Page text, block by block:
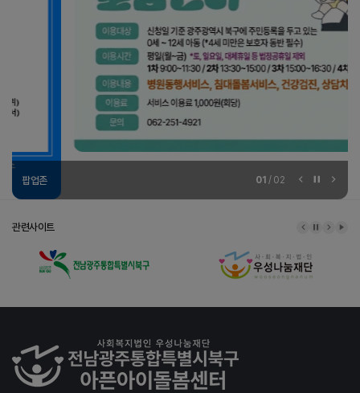
팝업존 01 / 02
이전 슬라이드
슬라이드
다음
관련사이트 이전 배너
배너 정지
다음 배
배